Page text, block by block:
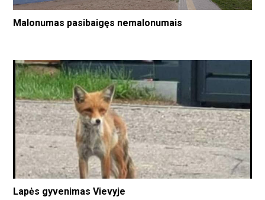
Malonumas pasibaigęs nemalonumais
Lapės gyvenimas Vievyje